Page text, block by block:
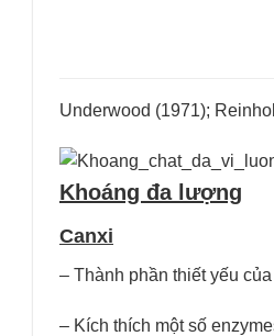
Underwood (1971);
Khoáng đa lượng
Canxi
– Thành phần thiết yếu
– Kích thích một số